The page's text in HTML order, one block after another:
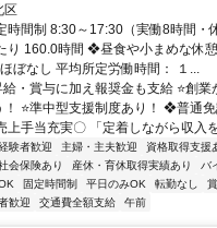
区
時間制 8:30～17:30（実働8時間・
り 160.0時間 ❖昼食や小まめな休
ぼなし 平均所定労働時間： １...
給・賞与に加え報奨金も支給 ⭐創
！ ⭐準中型支援制度あり！ ❖普通
上手当充実〇 「定着しながら収入
験者歓迎 主婦・主夫歓迎 資格取得支援
会保険あり 産休・育休取得実績あり バ
固定時間制 平日のみOK 転勤なし
歓迎 交通費全額支給 午前